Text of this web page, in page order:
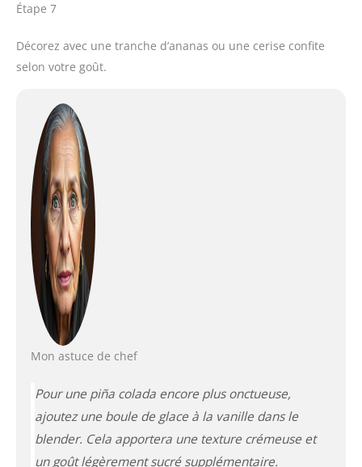
Étape 7
Décorez avec une tranche d’ananas ou une cerise confite
selon votre goût.
Mon astuce de chef
Pour une piña colada encore plus onctueuse,
ajoutez une boule de glace à la vanille dans le
blender. Cela apportera une texture crémeuse et
un goût légèrement sucré supplémentaire.